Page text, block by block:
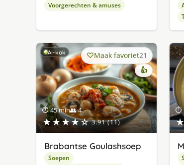
Voorgerechten & amuses
AI-kok
⏱ 45 min👥 4
★★★★☆ 3.91 (11)
Maak favoriet21
👍
Brabantse Goulashsoep
Soepen
⏱